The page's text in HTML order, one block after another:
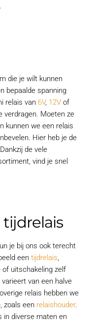
die je wilt kunnen
bepaalde spanning
relais van 6V, 12Vof
verdragen. Moeten ze
kunnen we een relais
Hier heb je de
de vele
vind je snel
tijdrelais
je bij ons ook terecht
een tijdrelais,
of uitschakeling zelf
van een halve
relais hebben we
zoals een relaishouder.
in diverse maten en